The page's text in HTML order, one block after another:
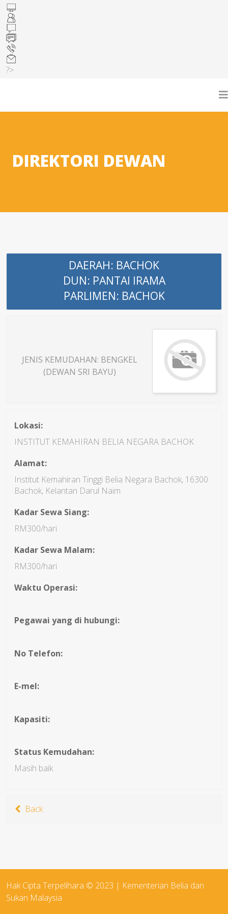
?>
DIREKTORI DEWAN
DAERAH: BACHOK
DUN: PANTAI IRAMA
PARLIMEN: BACHOK
JENIS KEMUDAHAN: BENGKEL
(DEWAN SRI BAYU)
Lokasi:
INSTITUT KEMAHIRAN BELIA NEGARA BACHOK
Alamat:
Institut Kemahiran Tinggi Belia Negara Bachok, 16300
Bachok, Kelantan Darul Naim
Kadar Sewa Siang:
RM300/hari
Kadar Sewa Malam:
RM300/hari
Waktu Operasi:
Pegawai yang di hubungi:
No Telefon:
E-mel:
Kapasiti:
Status Kemudahan:
Masih baik
Back
Hak Cipta Terpelihara © 2023 | Kementerian Belia dan
Sukan Malaysia